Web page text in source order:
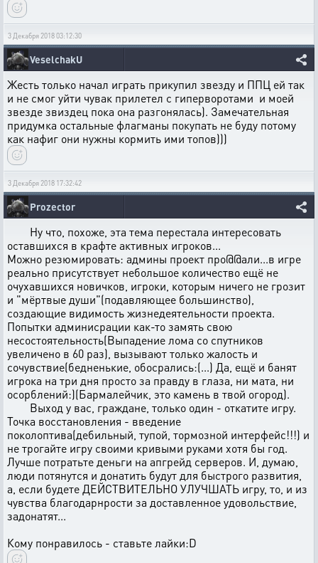
3 Декабря 2018 03:12:30
VeselchakU
Жесть только начал играть прикупил звезду и ППЦ ей так
и не смог уйти чувак прилетел с гиперворотами и моей
звезде звиздец пока она разгонялась). Замечательная
придумка остальные флагманы покупать не буду потому
как нафиг они нужны кормить ими топов)))
3 Декабря 2018 17:32:42
Prozector
Ну что, похоже, эта тема перестала интересовать
оставшихся в крафте активных игроков...
Можно резюмировать: админы проект про@@али...в игре
реально присутствует небольшое количество ещё не
очухавшихся новичков, игроки, которым ничего не грозит
и "мёртвые души"(подавляющее большинство),
создающие видимость жизнедеятельности проекта.
Попытки админисрации как-то замять свою
несостоятельность(Выпадение лома со спутников
увеличено в 60 раз), вызывают только жалость и
сочувствие(бедненькие, обосрались:(...) Да, ещё и банят
игрока на три дня просто за правду в глаза, ни мата, ни
осорблений:)(Бармалейчик, это камень в твой огород).
Выход у вас, граждане, только один - откатите игру.
Точка восстановления - введение
поколоптива(дебильный, тупой, тормозной интерфейс!!!) и
не трогайте игру своими кривыми руками хотя бы год.
Лучше потратьте деньги на апгрейд серверов. И, думаю,
люди потянутся и донатить будут для быстрого развития,
а, если будете ДЕЙСТВИТЕЛЬНО УЛУЧШАТЬ игру, то, и из
чувства благодарнрости за доставленное удовольствие,
задонатят...
Кому понравилось - ставьте лайки:D